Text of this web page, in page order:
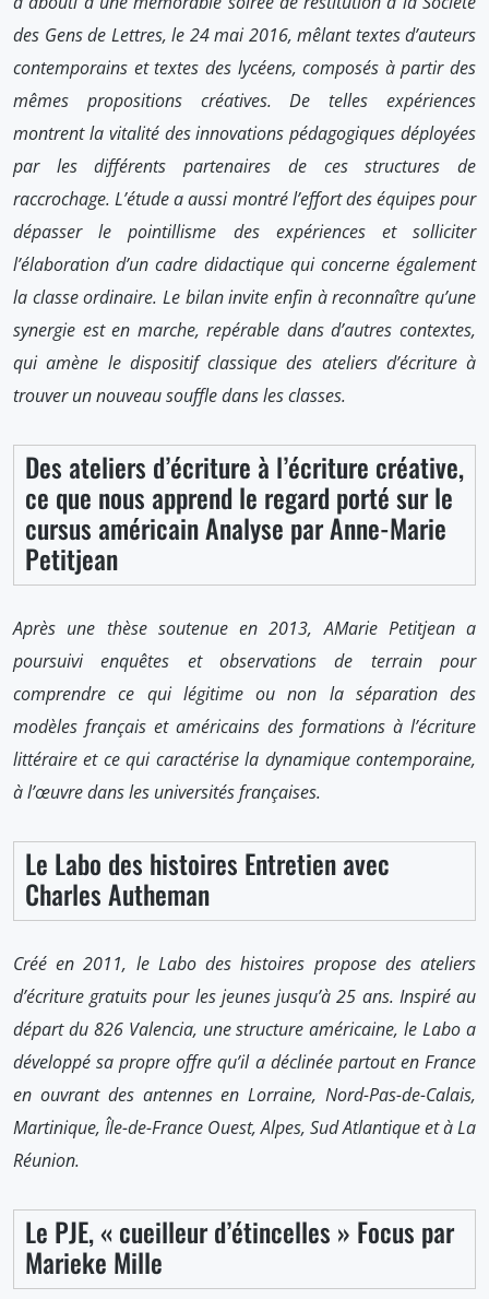
des Gens de Lettres, le 24 mai 2016, mêlant textes d’auteurs
contemporains et textes des lycéens, composés à partir des
mêmes propositions créatives. De telles expériences
montrent la vitalité des innovations pédagogiques déployées
par les différents partenaires de ces structures de
raccrochage. L’étude a aussi montré l’effort des équipes pour
dépasser le pointillisme des expériences et solliciter
l’élaboration d’un cadre didactique qui concerne également
la classe ordinaire. Le bilan invite enfin à reconnaître qu’une
synergie est en marche, repérable dans d’autres contextes,
qui amène le dispositif classique des ateliers d’écriture à
trouver un nouveau souffle dans les classes.
Des ateliers d’écriture à l’écriture créative,
ce que nous apprend le regard porté sur le
cursus américain Analyse par Anne-Marie
Petitjean
Après une thèse soutenue en 2013, AMarie Petitjean a
poursuivi enquêtes et observations de terrain pour
comprendre ce qui légitime ou non la séparation des
modèles français et américains des formations à l’écriture
littéraire et ce qui caractérise la dynamique contemporaine,
à l’œuvre dans les universités françaises.
Le Labo des histoires Entretien avec
Charles Autheman
Créé en 2011, le Labo des histoires propose des ateliers
d’écriture gratuits pour les jeunes jusqu’à 25 ans. Inspiré au
départ du 826 Valencia, une structure américaine, le Labo a
développé sa propre offre qu’il a déclinée partout en France
en ouvrant des antennes en Lorraine, Nord-Pas-de-Calais,
Martinique, Île-de-France Ouest, Alpes, Sud Atlantique et à La
Réunion.
Le PJE, « cueilleur d’étincelles » Focus par
Marieke Mille